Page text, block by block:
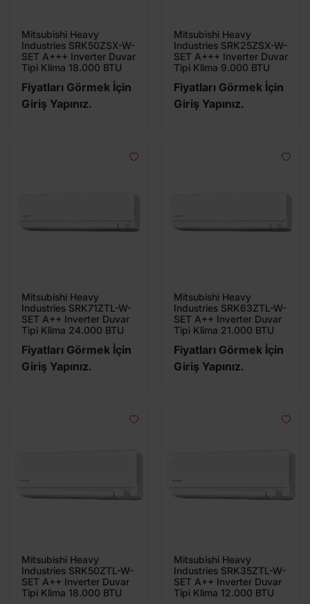
Mitsubishi Heavy
Industries SRK50ZSX-W-
SET A+++ Inverter Duvar
Tipi Klima 18.000 BTU
Fiyatları Görmek İçin
Giriş Yapınız.
Mitsubishi Heavy
Industries SRK25ZSX-W-
SET A+++ Inverter Duvar
Tipi Klima 9.000 BTU
Fiyatları Görmek İçin
Giriş Yapınız.
Mitsubishi Heavy
Industries SRK71ZTL-W-
SET A++ Inverter Duvar
Tipi Klima 24.000 BTU
Fiyatları Görmek İçin
Giriş Yapınız.
Mitsubishi Heavy
Industries SRK63ZTL-W-
SET A++ Inverter Duvar
Tipi Klima 21.000 BTU
Fiyatları Görmek İçin
Giriş Yapınız.
Mitsubishi Heavy
Industries SRK50ZTL-W-
SET A++ Inverter Duvar
Tipi Klima 18.000 BTU
Mitsubishi Heavy
Industries SRK35ZTL-W-
SET A++ Inverter Duvar
Tipi Klima 12.000 BTU